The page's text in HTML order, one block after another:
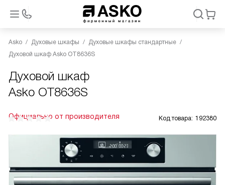
Asko Духовые шкафы
Духовые шкафы стандартные
Духовой шкаф Asko OT8636S
Духовой шкаф
Asko OT8636S
Официально от производителя Код товара: 192380